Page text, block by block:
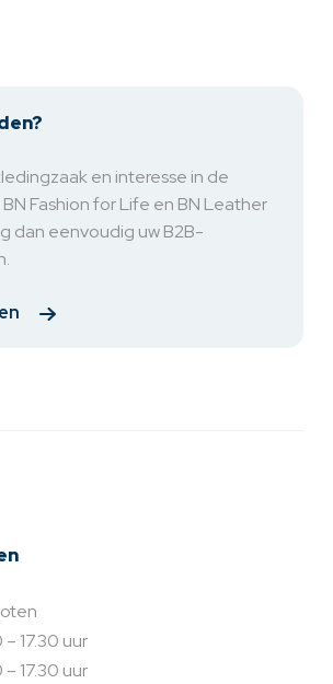
en interesse in de
Fashion for Life en BN Leather
dan eenvoudig uw B2B-
– 17.30 uur
– 17.30 uur